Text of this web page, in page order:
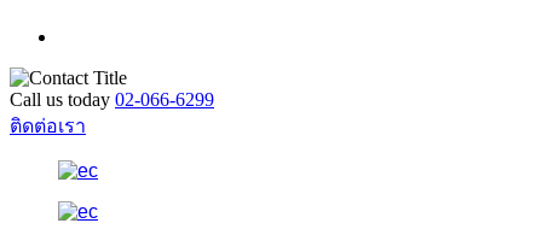
Call us today 02-066-6299
ติดต่อเรา